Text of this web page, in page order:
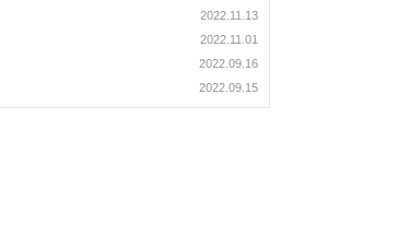
2022.11.13
2022.11.01
2022.09.16
2022.09.15